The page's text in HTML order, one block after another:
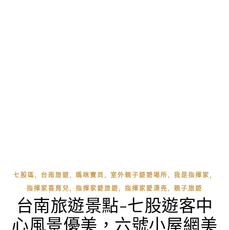
七股區, 台南旅遊, 媽咪寶貝, 室外親子遊憩場所, 我是指揮家,
指揮家喜育兒, 指揮家愛旅遊, 指揮家愛漂亮, 親子旅遊
台南旅遊景點-七股遊客中
心風景優美，六號小屋網美